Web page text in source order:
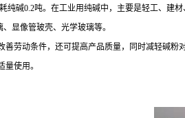
纯碱0.2吨。在工业用纯碱中，主要是轻工、建
显像管玻壳、光学玻璃等。
劳动条件，还可提高产品质量，同时减轻碱粉
使用。